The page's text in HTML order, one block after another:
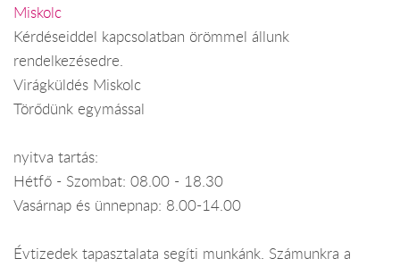
Miskolc
Kérdéseiddel kapcsolatban örömmel állunk
rendelkezésedre.
Virágküldés Miskolc
Törődünk egymással
nyitva tartás:
Hétfő - Szombat: 08.00 - 18.30
Vasárnap és ünnepnap: 8.00-14.00
Évtizedek tapasztalata segíti munkánk. Számunkra a